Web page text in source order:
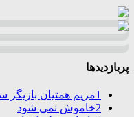
پربازدیدها
1مریم همتیان بازیگر
2خاموش نمی شود